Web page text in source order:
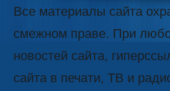
Все материалы сайта
смежном праве. При
новостей сайта,
сайта в печати, ТВ и